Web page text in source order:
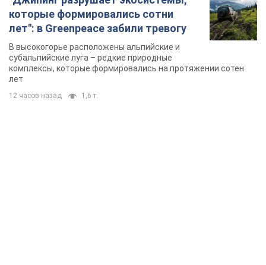
которые формировались сотни
лет": в Greenpeace забили тревогу
В высокогорье расположены альпийские и
субальпийские луга – редкие природные
комплексы, которые формировались на протяжении сотен
лет
12 часов назад 1,6 т.